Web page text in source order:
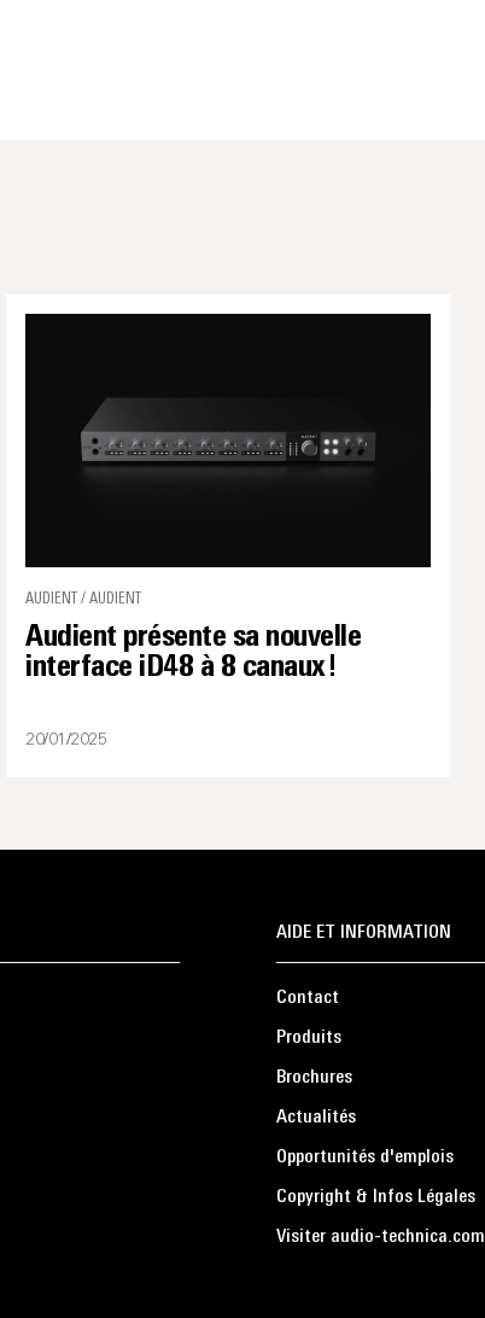
AUDIENT / AUDIENT
Audient présente sa nouvelle
interface iD48 à 8 canaux !
20/01/2025
AIDE ET INFORMATION
Contact
Produits
Brochures
Actualités
Opportunités d'emplois
Copyright & Infos Légales
Visiter audio-technica.com